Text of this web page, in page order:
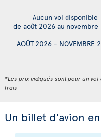
AOÛT 2026 - NOVEMBRE
Aucun vol disponible
de août 2026 au novembre
*Les prix indiqués sont pour un
frais
Un billet d'avion